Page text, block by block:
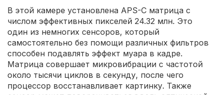
В этой камере установлена APS-С матрица с
числом эффективных пикселей 24.32 млн. Это
один из немногих сенсоров, который
самостоятельно без помощи различных фильтров
способен подавлять эффект муара в кадре.
Матрица совершает микровибрации с частотой
около тысячи циклов в секунду, после чего
процессор восстанавливает картинку. Также